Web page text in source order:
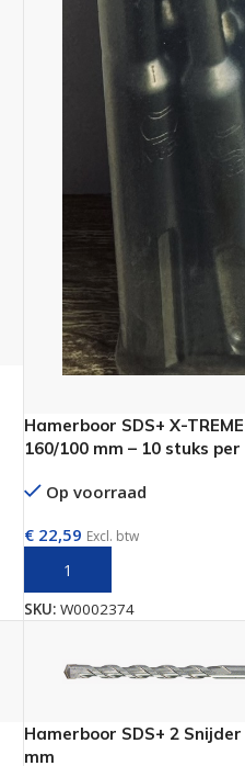
Hamerboor SDS+ X-
160/100 mm – 10 stuks per
Op voorraad
€ 22,59 Excl. btw
TOEVOEGEN AAN
SKU:W0002374
Hamerboor SDS+ 2
mm